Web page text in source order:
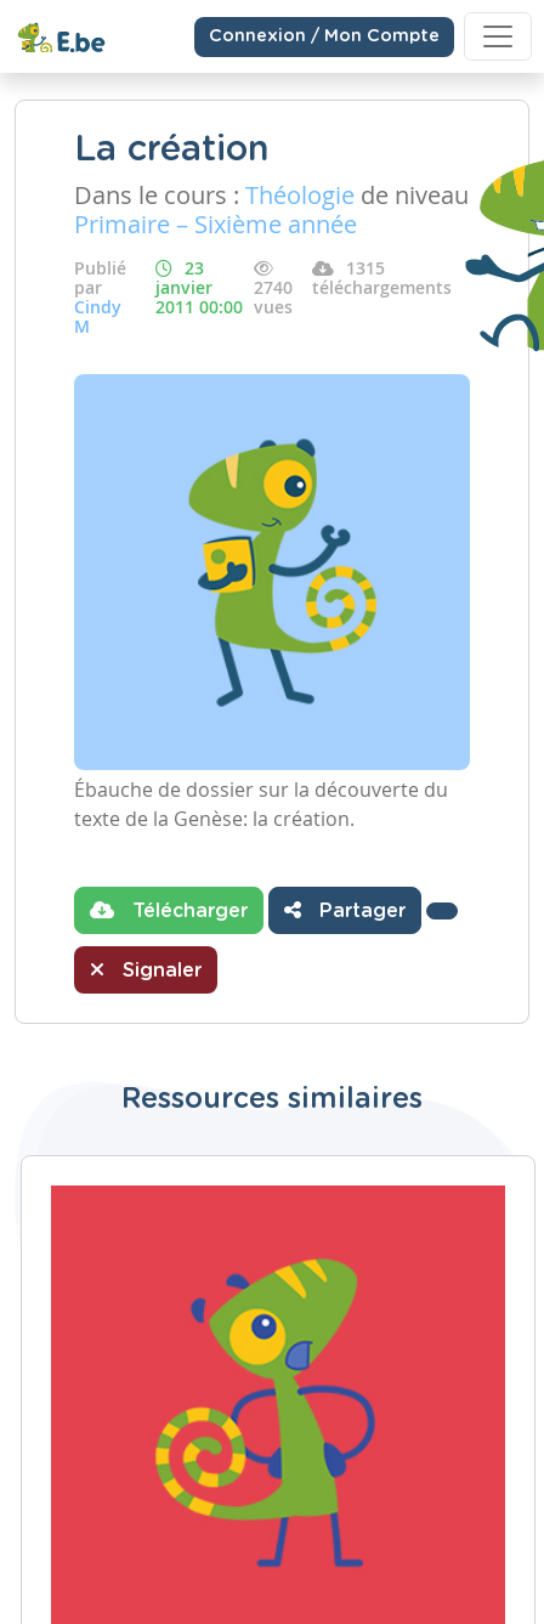
Connexion / Mon Compte
La création
Dans le cours : Théologie de niveau
Primaire – Sixième année
Publié
par
Cindy
M
23
janvier
2011 00:00
2740
vues
1315
téléchargements
Ébauche de dossier sur la découverte du
texte de la Genèse: la création.
Télécharger Partager
Signaler
Ressources similaires